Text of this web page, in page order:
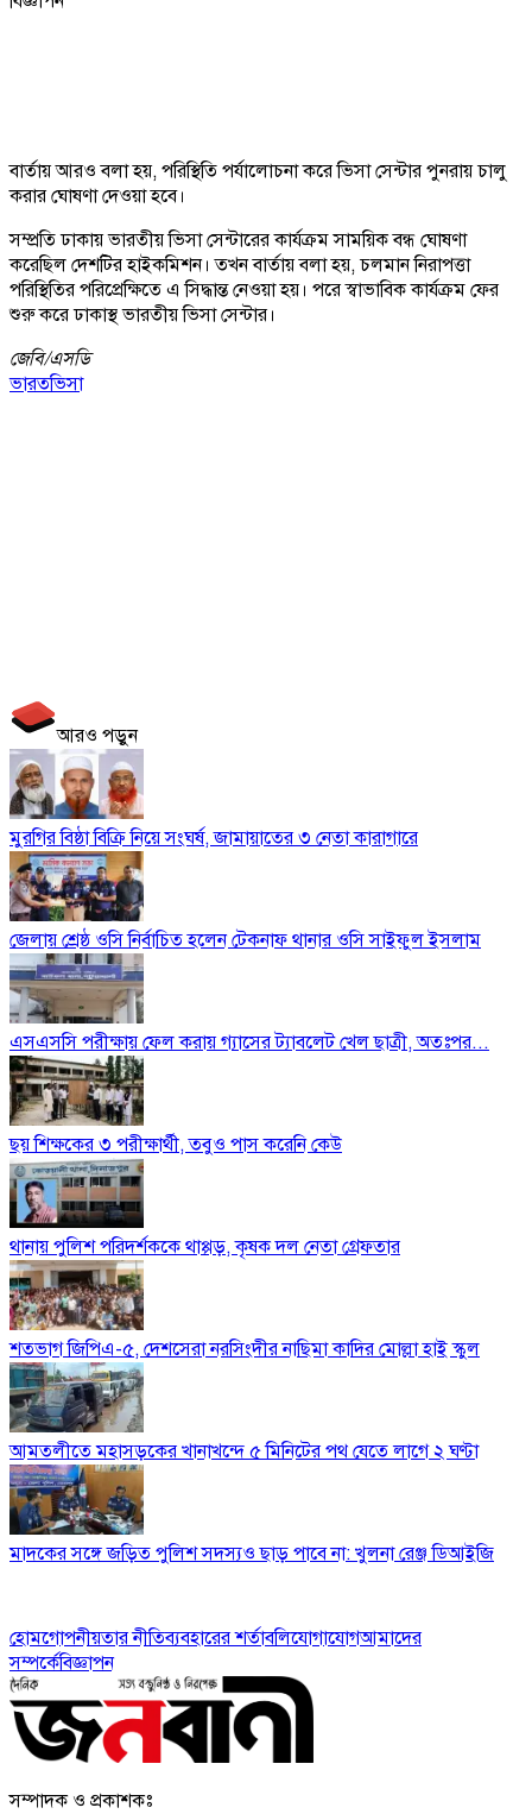
বার্তায় আরও বলা হয়, পরিস্থিতি পর্যালোচনা করে ভিসা সেন্টার পুনরায় চালু
করার ঘোষণা দেওয়া হবে।
সম্প্রতি ঢাকায় ভারতীয় ভিসা সেন্টারের কার্যক্রম সাময়িক বন্ধ ঘোষণা
করেছিল দেশটির হাইকমিশন। তখন বার্তায় বলা হয়, চলমান নিরাপত্তা
পরিস্থিতির পরিপ্রেক্ষিতে এ সিদ্ধান্ত নেওয়া হয়। পরে স্বাভাবিক কার্যক্রম ফের
শুরু করে ঢাকাস্থ ভারতীয় ভিসা সেন্টার।
জেবি/এসডি
ভারতভিসা
আরও পড়ুন
মুরগির বিষ্ঠা বিক্রি নিয়ে সংঘর্ষ, জামায়াতের ৩ নেতা কারাগারে
জেলায় শ্রেষ্ঠ ওসি নির্বাচিত হলেন টেকনাফ থানার ওসি সাইফুল ইসলাম
এসএসসি পরীক্ষায় ফেল করায় গ্যাসের ট্যাবলেট খেল ছাত্রী, অতঃপর...
ছয় শিক্ষকের ৩ পরীক্ষার্থী, তবুও পাস করেনি কেউ
থানায় পুলিশ পরিদর্শককে থাপ্পড়, কৃষক দল নেতা গ্রেফতার
শতভাগ জিপিএ-৫, দেশসেরা নরসিংদীর নাছিমা কাদির মোল্লা হাই স্কুল
আমতলীতে মহাসড়কের খানাখন্দে ৫ মিনিটের পথ যেতে লাগে ২ ঘণ্টা
মাদকের সঙ্গে জড়িত পুলিশ সদস্যও ছাড় পাবে না: খুলনা রেঞ্জ ডিআইজি
হোমগোপনীয়তার নীতিব্যবহারের শর্তাবলিযোগাযোগআমাদের
সম্পর্কেবিজ্ঞাপন
সম্পাদক ও প্রকাশকঃ